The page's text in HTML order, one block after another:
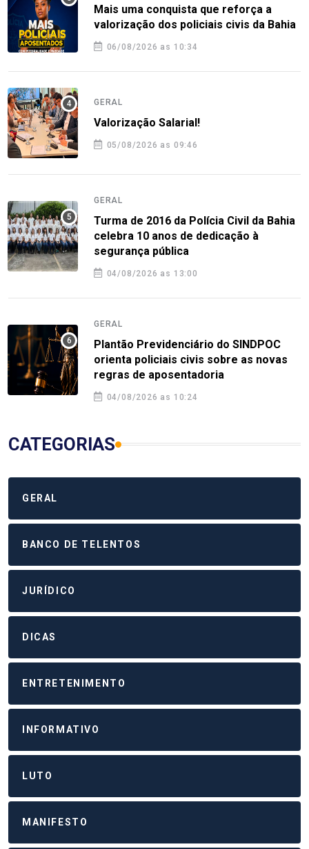
Mais uma conquista que reforça a
valorização dos policiais civis da Bahia
06/08/2026 as 10:34
GERAL
Valorização Salarial!
05/08/2026 as 09:46
GERAL
Turma de 2016 da Polícia Civil da Bahia
celebra 10 anos de dedicação à
segurança pública
04/08/2026 as 13:00
GERAL
Plantão Previdenciário do SINDPOC
orienta policiais civis sobre as novas
regras de aposentadoria
04/08/2026 as 10:24
CATEGORIAS
GERAL
BANCO DE TELENTOS
JURÍDICO
DICAS
ENTRETENIMENTO
INFORMATIVO
LUTO
MANIFESTO